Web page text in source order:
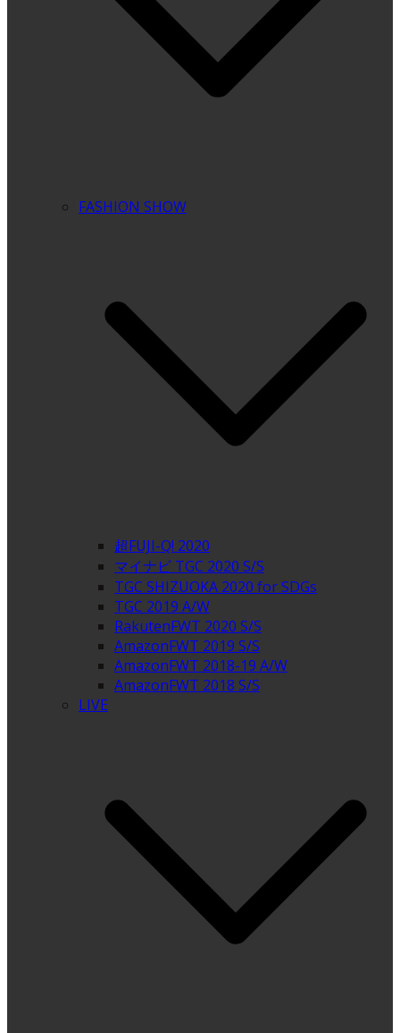
FASHION SHOW
超FUJI-Q! 2020
マイナビ TGC 2020 S/S
TGC SHIZUOKA 2020 for SDGs
TGC 2019 A/W
RakutenFWT 2020 S/S
AmazonFWT 2019 S/S
AmazonFWT 2018-19 A/W
AmazonFWT 2018 S/S
LIVE